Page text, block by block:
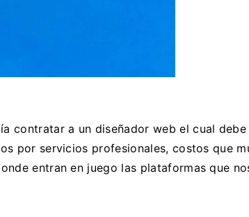
contratar a un diseñador web el cual
por servicios profesionales, costos que
entran en juego las plataformas que